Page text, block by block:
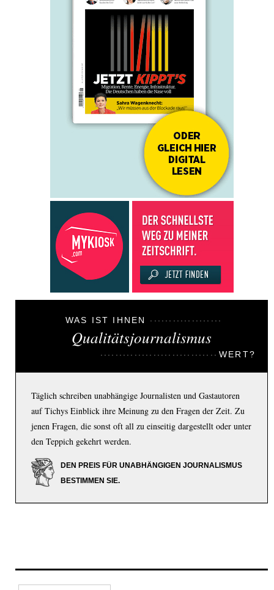
WAS IST IHNEN
Qualitätsjournalismus
WERT?
Täglich schreiben unabhängige Journalisten und Gastautoren
auf Tichys Einblick ihre Meinung zu den Fragen der Zeit. Zu
jenen Fragen, die sonst oft all zu einseitig dargestellt oder unter
den Teppich gekehrt werden.
DEN PREIS FÜR UNABHÄNGIGEN JOURNALISMUS
BESTIMMEN SIE.